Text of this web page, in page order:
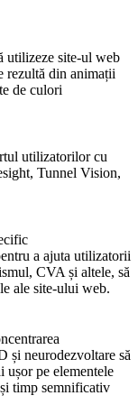
utilizeze site-ul web
rezultă din animații
de culori
utilizatorilor cu
Tunnel Vision,
a ajuta utilizatorii
CVA și altele, să
ale site-ului web.
și neurodezvoltare să
ușor pe elementele
timp semnificativ